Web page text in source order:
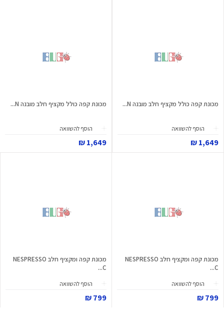
מכונת קפה כולל מקציף חלב מובנה N...
הוסף להשוואה
1,649 ₪
מכונת קפה כולל מקציף חלב מובנה N...
הוסף להשוואה
1,649 ₪
מכונת קפה ומקציף חלב NESPRESSO
C...
הוסף להשוואה
799 ₪
מכונת קפה ומקציף חלב NESPRESSO
C...
הוסף להשוואה
799 ₪